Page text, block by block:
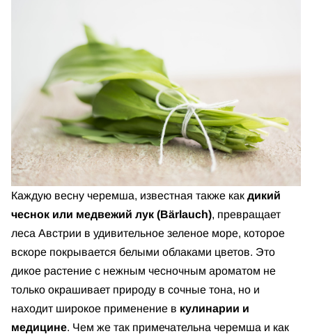
Каждую весну черемша, известная также как дикий
чеснок или медвежий лук (Bärlauch), превращает
леса Австрии в удивительное зеленое море, которое
вскоре покрывается белыми облаками цветов. Это
дикое растение с нежным чесночным ароматом не
только окрашивает природу в сочные тона, но и
находит широкое применение в кулинарии и
медицине. Чем же так примечательна черемша и как